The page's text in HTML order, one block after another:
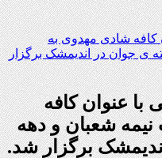
عنوان کافه
شعبان و دهه
برگزار شد.